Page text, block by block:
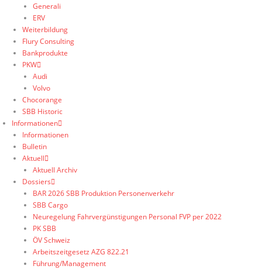
Generali
ERV
Weiterbildung
Flury Consulting
Bankprodukte
PKW
Audi
Volvo
Chocorange
SBB Historic
Informationen
Informationen
Bulletin
Aktuell
Aktuell Archiv
Dossiers
BAR 2026 SBB Produktion Personenverkehr
SBB Cargo
Neuregelung Fahrvergünstigungen Personal FVP per 2022
PK SBB
ÖV Schweiz
Arbeitszeitgesetz AZG 822.21
Führung/Management